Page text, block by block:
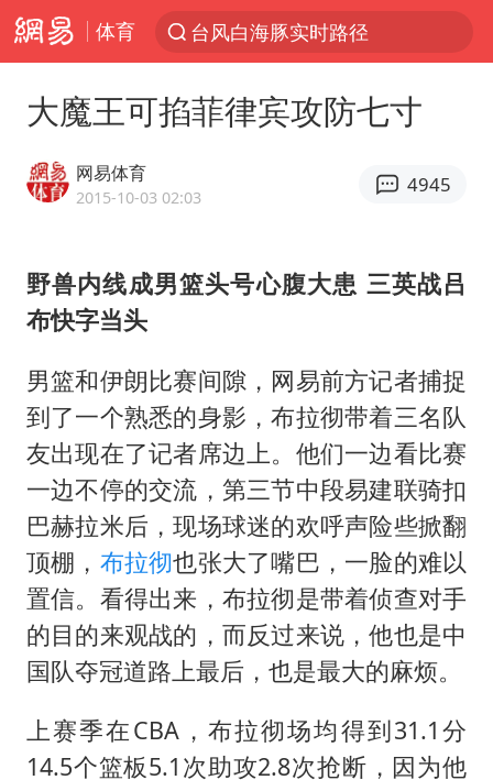
体育
台风白海豚实时路径
中医教你一招提升气血
四川宜宾市高县4.9级地震致1人死亡
中巨芯：上半年归母净利润1405.77万元
美股存储板块集体大跌
U17国足点球大战淘汰河床晋级决赛
百花奖开幕式
38岁演员求职万岁山NPC成功
老中医：立秋后养心是关键
国防部：中国军队坚决反制任何闹海挑衅图谋
我国外贸延续良好增长态势
欧阳娜娜窦靖童好搭
大魔王可掐菲律宾攻防七寸
网易体育
2015-10-03 02:03
4945
野兽内线成男篮头号心腹大患 三英战吕
布快字当头
男篮和伊朗比赛间隙，网易前方记者捕捉
到了一个熟悉的身影，布拉彻带着三名队
友出现在了记者席边上。他们一边看比赛
一边不停的交流，第三节中段易建联骑扣
巴赫拉米后，现场球迷的欢呼声险些掀翻
顶棚， 布拉彻也张大了嘴巴，一脸的难以
置信。看得出来，布拉彻是带着侦查对手
的目的来观战的，而反过来说，他也是中
国队夺冠道路上最后，也是最大的麻烦。
上赛季在CBA，布拉彻场均得到31.1分
14.5个篮板5.1次助攻2.8次抢断，因为他